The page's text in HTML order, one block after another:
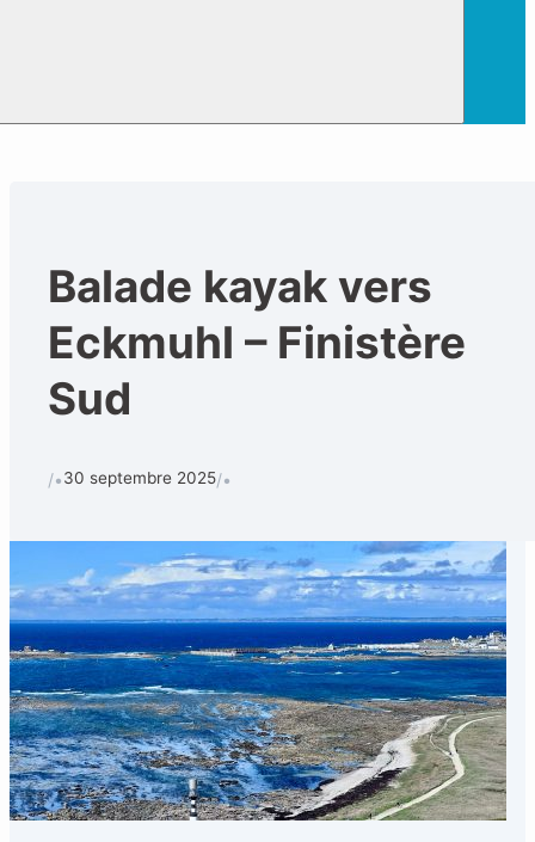
Balade kayak vers
Eckmuhl – Finistère
Sud
/•30 septembre 2025/•